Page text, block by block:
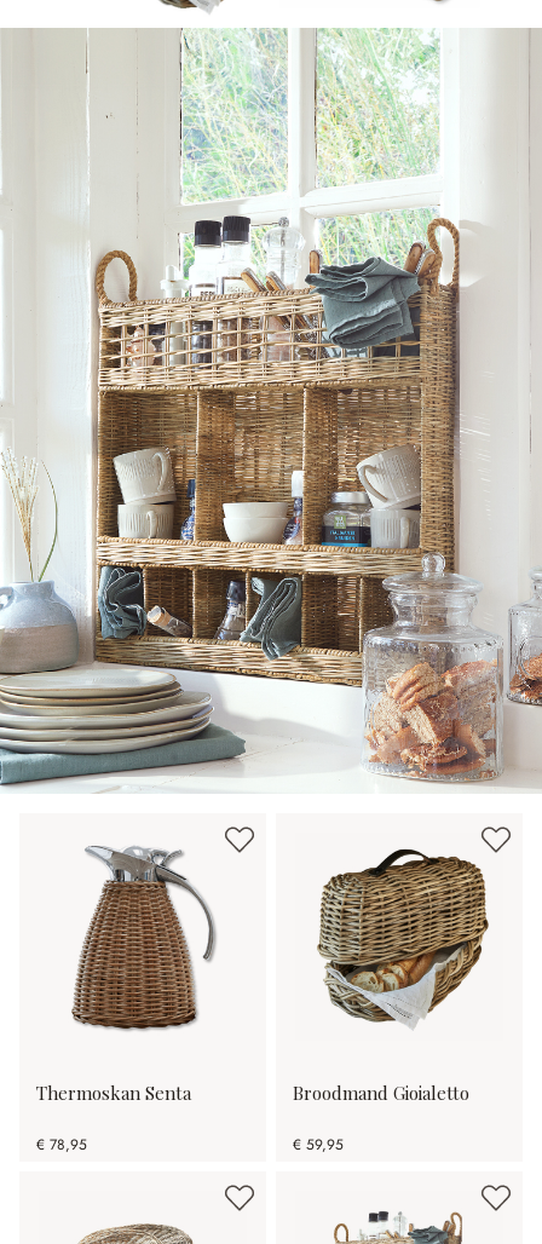
Thermoskan Senta
€ 78,95
Broodmand Gioialetto
€ 59,95